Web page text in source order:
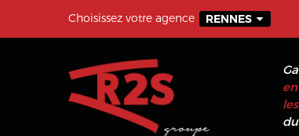
Choisissez votre agence RENNES